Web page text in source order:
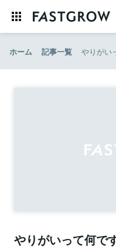
ホーム 記事一覧
やりがいって何で